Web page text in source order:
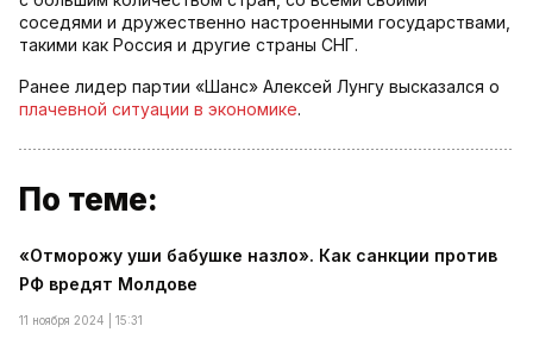
соседями и дружественно настроенными государствами,
такими как Россия и другие страны СНГ.
Ранее лидер партии «Шанс» Алексей Лунгу высказался о
плачевной ситуации в экономике.
По теме:
«Отморожу уши бабушке назло». Как санкции против
РФ вредят Молдове
11 ноября 2024 | 15:31